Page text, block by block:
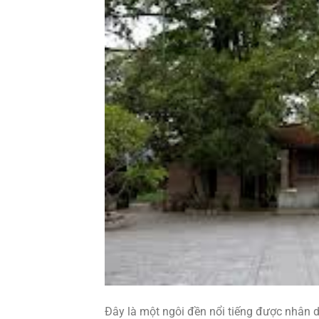
Đây là một ngôi đền nổi tiếng được nhân